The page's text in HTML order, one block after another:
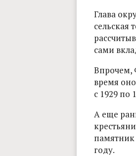
Глава
сельская
сами
Впрочем,
время
с 1929 по
А еще
памятник
году.